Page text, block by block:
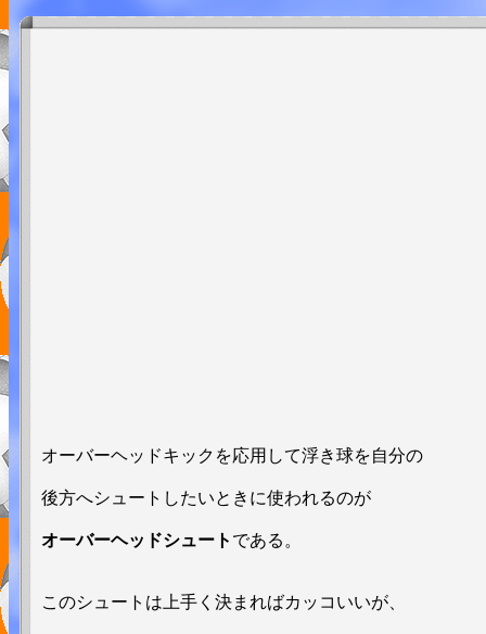
オーバーヘッドキックを応用して浮き球を自分の
後方へシュートしたいときに使われるのが
オーバーヘッドシュート である。
このシュートは上手く決まればカッコいいが、